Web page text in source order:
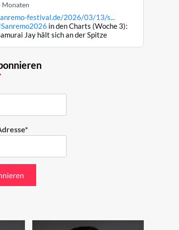
Monaten
festival.de/2026/03/13/s...
in den Charts (Woche 3):
Jay hält sich an der Spitze